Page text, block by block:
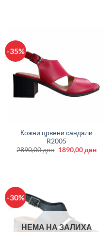
-35%
Кожни црвени сандали
R2005
2890,00ден Original
1890,00ден
-30%
НЕМА НА ЗАЛИХА